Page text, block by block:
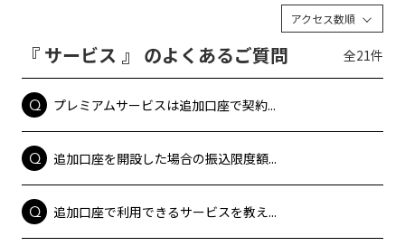
アクセス数順
『 サービス 』 のよくあるご質問 全21件
プレミアムサービスは追加口座で契約...
追加口座を開設した場合の振込限度額...
追加口座で利用できるサービスを教え...